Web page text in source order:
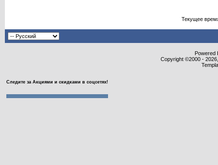
Текущее
Powered
Copyright ©2000 -
Следите за Акциями и скидками в соцсетях!